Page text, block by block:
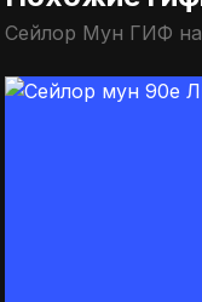
Сейлор Мун ГИФ на